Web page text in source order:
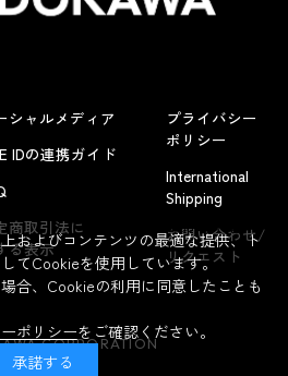
よくあるお問い合わせ
シャルメディア
IDの連携ガイド
商取引法に
る表示
プライバシー
ポリシー
International
Shipping
お問い合わせ/
リクエスト
CORPORATION
およびコンテンツの最適な提供、ト
てCookieを使用しています。
合、Cookieの利用に同意したことも
ポリシーをご確認ください。
承諾する